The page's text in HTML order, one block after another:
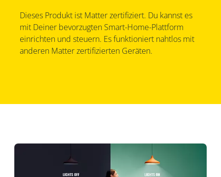
Dieses Produkt ist Matter zertifiziert. Du kannst es
mit Deiner bevorzugten Smart-Home-Plattform
einrichten und steuern. Es funktioniert nahtlos mit
anderen Matter zertifizierten Geräten.